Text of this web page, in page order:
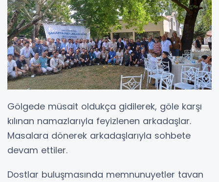
Gölgede müsait oldukça gidilerek, göle karşı
kılınan namazlarıyla feyizlenen arkadaşlar.
Masalara dönerek arkadaşlarıyla sohbete
devam ettiler.
Dostlar buluşmasında memnunuyetler tavan